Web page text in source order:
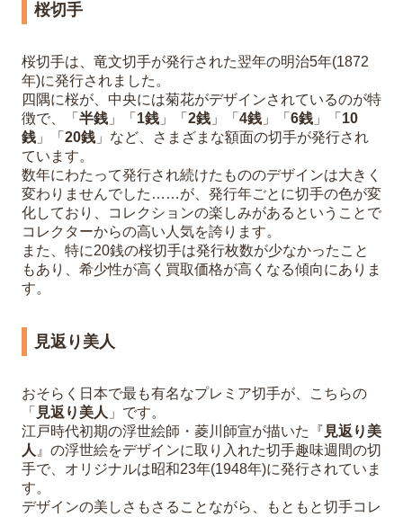
桜切手
桜切手は、竜文切手が発行された翌年の明治5年(1872
年)に発行されました。
四隅に桜が、中央には菊花がデザインされているのが特
徴で、「 半銭 」「 1銭 」「 2銭 」「 4銭 」「 6銭 」「 10
銭 」「 20銭 」など、さまざまな額面の切手が発行され
ています。
数年にわたって発行され続けたもののデザインは大きく
変わりませんでした……が、発行年ごとに切手の色が変
化しており、コレクションの楽しみがあるということで
コレクターからの高い人気を誇ります。
また、特に20銭の桜切手は発行枚数が少なかったこと
もあり、希少性が高く買取価格が高くなる傾向にありま
す。
見返り美人
おそらく日本で最も有名なプレミア切手が、こちらの
「 見返り美人 」です。
江戸時代初期の浮世絵師・菱川師宣が描いた『 見返り美
人 』の浮世絵をデザインに取り入れた切手趣味週間の切
手で、オリジナルは昭和23年(1948年)に発行されていま
す。
デザインの美しさもさることながら、もともと切手コレ